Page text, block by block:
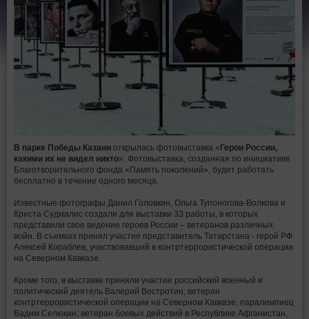
В парке Победы Казани открылась фотовыставка « Герои России,
какими их не видел никто». Фотовыставка, созданная по инициативе
Благотворительного фонда «Память поколений», будет работать
бесплатно в течение одного месяца.
Известные фотографы Данил Головкин, Ольга Тупоногова-Волкова и
Криста Судмалис создали для выставки 33 работы, в которых
представили свое видение героев России – ветеранов различных
войн. В съемках принял участие представитель Татарстана - герой РФ
Алексей Кораблев, участвовавший в контртеррористической операции
на Северном Кавказе.
Кроме того, в выставке приняли участие российский военный и
политический деятель Валерий Востротин; ветеран
контртеррористической операции на Северном Кавказе, паралимпиец
Вадим Селюкин; ветеран боевых действий в Республике Афганистан,